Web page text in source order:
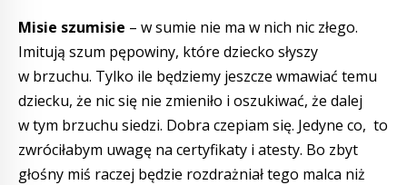
Misie szumisie – w sumie nie ma w nich nic złego.
Imitują szum pępowiny, które dziecko słyszy
w brzuchu. Tylko ile będziemy jeszcze wmawiać temu
dziecku, że nic się nie zmieniło i oszukiwać, że dalej
w tym brzuchu siedzi. Dobra czepiam się. Jedyne co, to
zwróciłabym uwagę na certyfikaty i atesty. Bo zbyt
głośny miś raczej będzie rozdrażniał tego malca niż